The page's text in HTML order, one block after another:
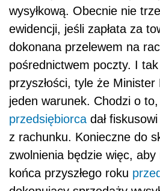
wysyłkową. Obecnie nie
ewidencji, jeśli zapłata za
dokonana przelewem na
pośrednictwem poczty. I
przyszłości, tyle że Minister
jeden warunek. Chodzi o
przedsiębiorca dał
z rachunku. Konieczne do
zwolnienia będzie więc, aby
końca przyszłego roku